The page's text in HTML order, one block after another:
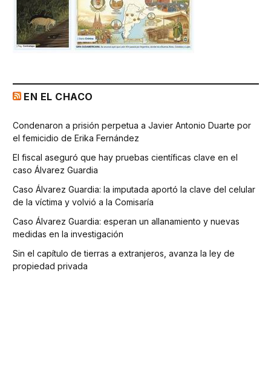
EN EL CHACO
Condenaron a prisión perpetua a Javier Antonio Duarte por
el femicidio de Erika Fernández
El fiscal aseguró que hay pruebas científicas clave en el
caso Álvarez Guardia
Caso Álvarez Guardia: la imputada aportó la clave del celular
de la víctima y volvió a la Comisaría
Caso Álvarez Guardia: esperan un allanamiento y nuevas
medidas en la investigación
Sin el capítulo de tierras a extranjeros, avanza la ley de
propiedad privada